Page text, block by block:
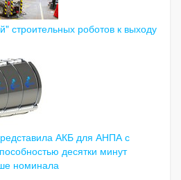
строительных роботов к выходу
АКБ для АНПА с
десятки минут
номинала